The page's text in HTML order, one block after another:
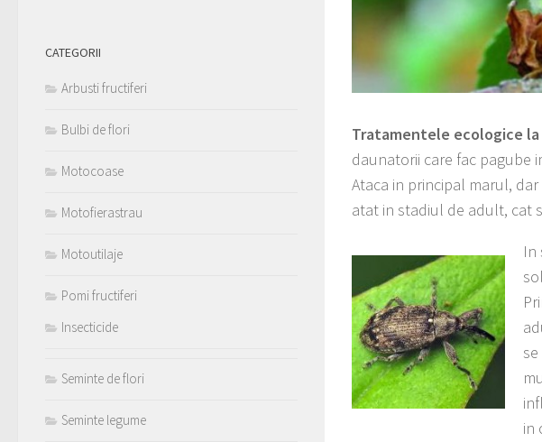
Tratamentele ecologice
daunatorii care fac pagube
Ataca in principal marul,
atat in stadiul de adult, cat
In
in
CATEGORII
Arbusti fructiferi
Bulbi de flori
Motocoase
Motofierastrau
Motoutilaje
Pomi fructiferi
Insecticide
Seminte de flori
Seminte legume